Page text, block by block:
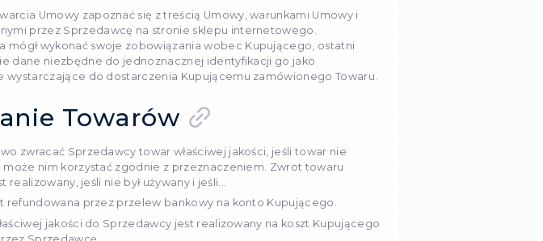
przez Kupującego formularza zamówienia umieszczonego na stronie sklepu
internetowego, pod warunkiem otrzymania przez Kupującego od Sprzedawcy
potwierdzenia zamówienia w formie elektronicznej. W razie potrzeby, na
Kupującego, Umowa może być zawarta w formie pisemnej.
3. Składanie Zamówień
3.1. Kupujący samodzielnie składa zamówienie w sklepie internetowym za
formularza "Koszyk", lub składając zamówienie przez e-mail lub numer
w sekcji kontakty